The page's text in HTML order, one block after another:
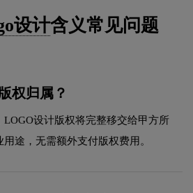
设计含义常见问题
权归属？
设计版权将完整移交给甲方所
途，无需额外支付版权费用。